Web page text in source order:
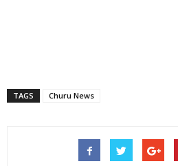
TAGS Churu News